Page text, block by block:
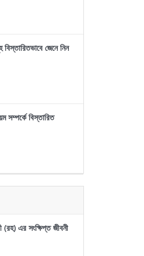
জেনে নিন
সম্পর্কে বিস্তারিত
এর সংক্ষিপ্ত জীবনী